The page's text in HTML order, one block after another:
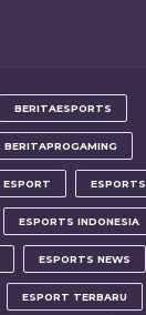
BERITAESPORTS
BERITAPROGAMING
ESPORT ESPORTS
ESPORTS INDONESIA
ESPORTS NEWS
ESPORT TERBARU